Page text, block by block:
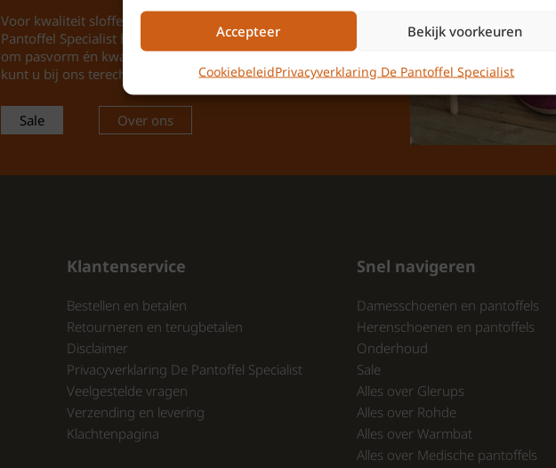
Accepteer Bekijk voorkeuren
CookiebeleidPrivacyverklaring De Pantoffel Specialist
Voor kwaliteit sloffen, pantoffels, sandalen en slippers zit u bij De
Pantoffel Specialist helemaal goed. Wij zijn dé webshop als het
om pasvorm én kwaliteit gaat. Met meer dan 50 jaar ervaring
kunt u bij ons terecht voor het juiste advies.
Sale Over ons
Klantenservice
Bestellen en betalen
Retourneren en terugbetalen
Disclaimer
Privacyverklaring De Pantoffel Specialist
Veelgestelde vragen
Verzending en levering
Klachtenpagina
Snel navigeren
Damesschoenen en pantoffels
Herenschoenen en pantoffels
Onderhoud
Sale
Alles over Glerups
Alles over Rohde
Alles over Warmbat
Alles over Medische pantoffels